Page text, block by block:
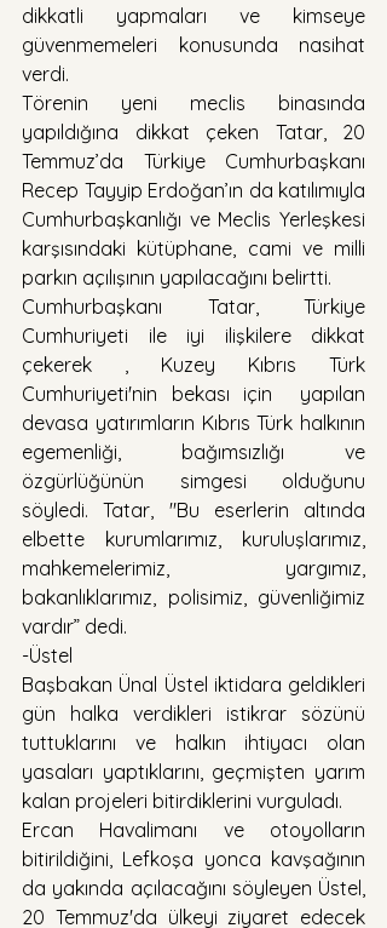
dikkatli yapmaları ve kimseye
güvenmemeleri konusunda nasihat
verdi.
Törenin yeni meclis binasında
yapıldığına dikkat çeken Tatar, 20
Temmuz’da Türkiye Cumhurbaşkanı
Recep Tayyip Erdoğan’ın da katılımıyla
Cumhurbaşkanlığı ve Meclis Yerleşkesi
karşısındaki kütüphane, cami ve milli
parkın açılışının yapılacağını belirtti.
Cumhurbaşkanı Tatar, Türkiye
Cumhuriyeti ile iyi ilişkilere dikkat
çekerek , Kuzey Kıbrıs Türk
Cumhuriyeti'nin bekası için  yapılan
devasa yatırımların Kıbrıs Türk halkının
egemenliği, bağımsızlığı ve
özgürlüğünün simgesi olduğunu
söyledi. Tatar, "Bu eserlerin altında
elbette kurumlarımız, kuruluşlarımız,
mahkemelerimiz, yargımız,
bakanlıklarımız, polisimiz, güvenliğimiz
vardır” dedi.
-Üstel
Başbakan Ünal Üstel iktidara geldikleri
gün halka verdikleri istikrar sözünü
tuttuklarını ve halkın ihtiyacı olan
yasaları yaptıklarını, geçmişten yarım
kalan projeleri bitirdiklerini vurguladı.
Ercan Havalimanı ve otoyolların
bitirildiğini, Lefkoşa yonca kavşağının
da yakında açılacağını söyleyen Üstel,
20 Temmuz'da ülkeyi ziyaret edecek